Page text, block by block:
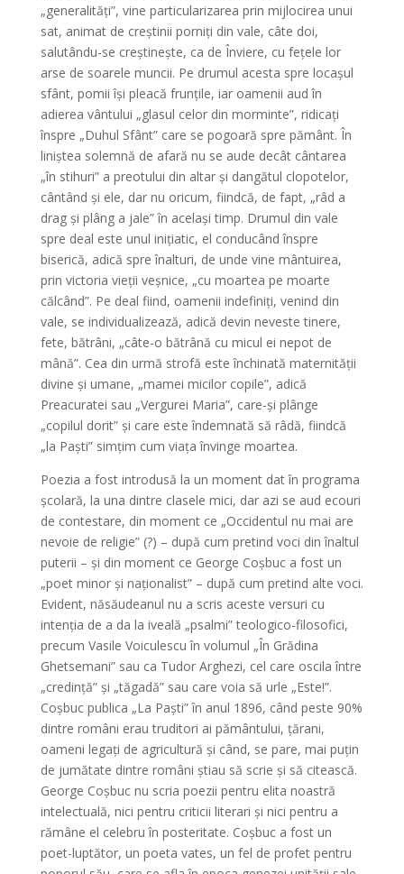
„generalități”, vine particularizarea prin mijlocirea unui
sat, animat de creștinii porniți din vale, câte doi,
salutându-se creștinește, ca de Înviere, cu fețele lor
arse de soarele muncii. Pe drumul acesta spre locașul
sfânt, pomii își pleacă frunțile, iar oamenii aud în
adierea vântului „glasul celor din morminte”, ridicați
înspre „Duhul Sfânt” care se pogoară spre pământ. În
liniștea solemnă de afară nu se aude decât cântarea
„în stihuri” a preotului din altar și dangătul clopotelor,
cântând și ele, dar nu oricum, fiindcă, de fapt, „râd a
drag și plâng a jale” în același timp. Drumul din vale
spre deal este unul inițiatic, el conducând înspre
biserică, adică spre înalturi, de unde vine mântuirea,
prin victoria vieții veșnice, „cu moartea pe moarte
călcând”. Pe deal fiind, oamenii indefiniți, venind din
vale, se individualizează, adică devin neveste tinere,
fete, bătrâni, „câte-o bătrână cu micul ei nepot de
mână”. Cea din urmă strofă este închinată maternității
divine și umane, „mamei micilor copile”, adică
Preacuratei sau „Vergurei Maria”, care-și plânge
„copilul dorit” și care este îndemnată să râdă, fiindcă
„la Paști” simțim cum viața învinge moartea.
Poezia a fost introdusă la un moment dat în programa
școlară, la una dintre clasele mici, dar azi se aud ecouri
de contestare, din moment ce „Occidentul nu mai are
nevoie de religie” (?) – după cum pretind voci din înaltul
puterii – și din moment ce George Coșbuc a fost un
„poet minor și naționalist” – după cum pretind alte voci.
Evident, năsăudeanul nu a scris aceste versuri cu
intenția de a da la iveală „psalmi” teologico-filosofici,
precum Vasile Voiculescu în volumul „În Grădina
Ghetsemani” sau ca Tudor Arghezi, cel care oscila între
„credință” și „tăgadă” sau care voia să urle „Este!”.
Coșbuc publica „La Paști” în anul 1896, când peste 90%
dintre români erau truditori ai pământului, țărani,
oameni legați de agricultură și când, se pare, mai puțin
de jumătate dintre români știau să scrie și să citească.
George Coșbuc nu scria poezii pentru elita noastră
intelectuală, nici pentru criticii literari și nici pentru a
rămâne el celebru în posteritate. Coșbuc a fost un
poet-luptător, un poeta vates, un fel de profet pentru